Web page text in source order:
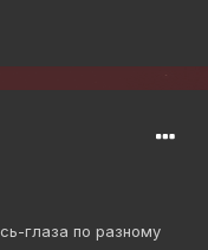
глаза по разному